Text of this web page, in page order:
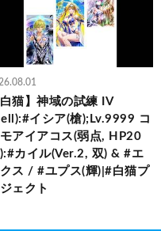
白猫】神域の試練 IV
イシア(槍);Lv.9999 コ
アイアコス(弱点, HP20
カイル(Ver.2, 双) & #エ
クス / #ユプス(輝)|#白猫プ
ェクト